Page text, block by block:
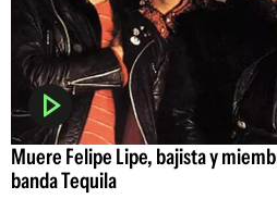
Muere Felipe Lipe, bajista y
banda Tequila